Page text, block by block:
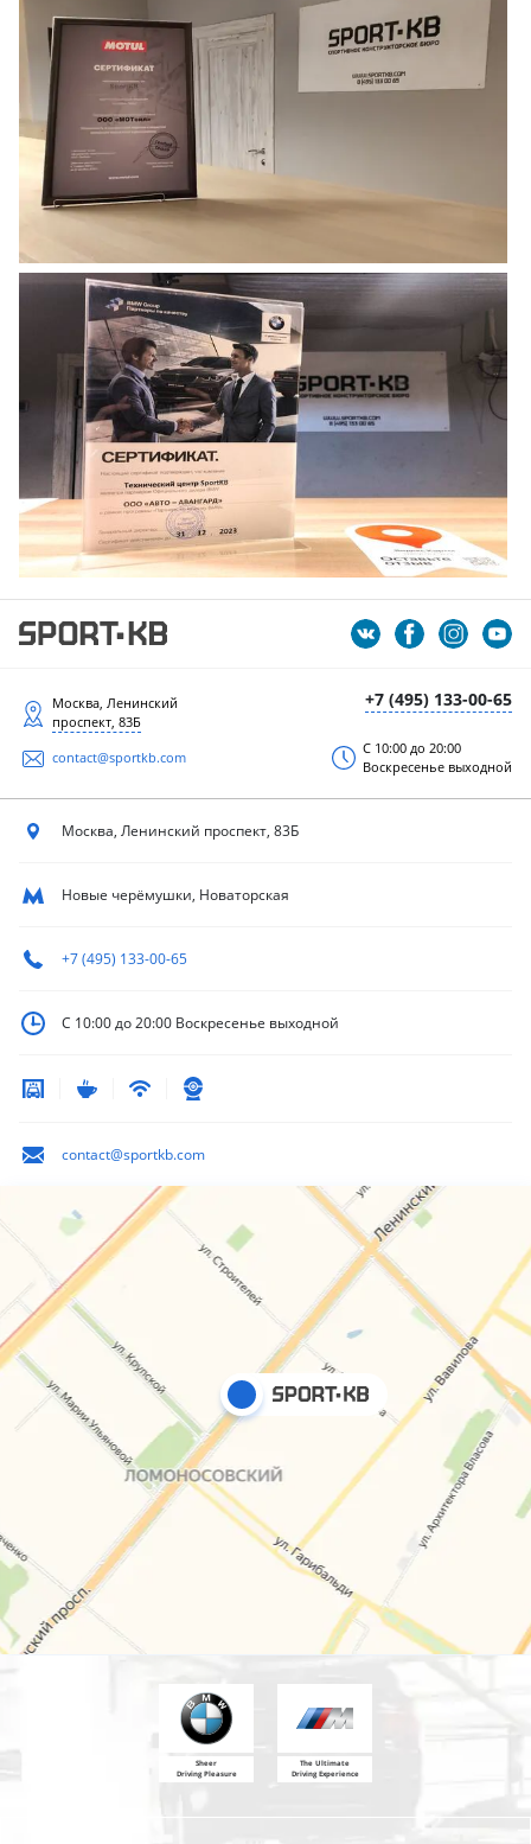
+7 (495) 133-00-65
Москва, Ленинский
проспект, 83Б
contact@sportkb.com
С 10:00 до 20:00
Воскресенье выходной
Москва, Ленинский проспект, 83Б
Новые черёмушки, Новаторская
+7 (495) 133-00-65
С 10:00 до 20:00 Воскресенье выходной
contact@sportkb.com
Sheer
Driving Pleasure
The Ultimate
Driving Experience